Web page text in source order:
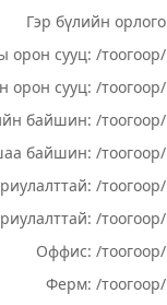
Гэр бүлийн орлого
орон сууц: /тоогоор/
орон сууц: /тоогоор/
байшин: /тоогоор/
байшин: /тоогоор/
/тоогоор/
/тоогоор/
Оффис: /тоогоор/
Ферм: /тоогоор/